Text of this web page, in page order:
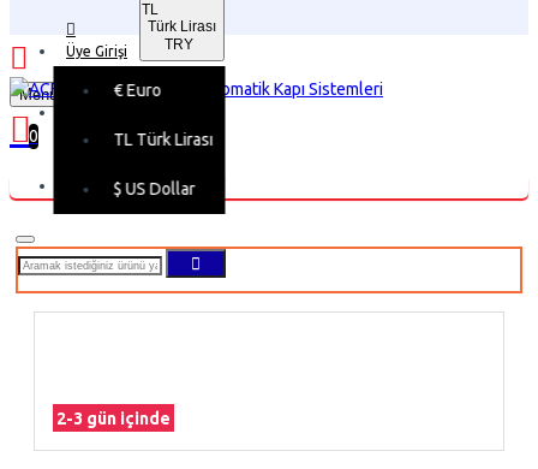
Üye Girişi
TL
Türk Lirası
TRY
€Euro
TL Türk Lirası
$ US Dollar
Menu
0
Alışveriş sepetiniz boş!
2-3 gün içinde